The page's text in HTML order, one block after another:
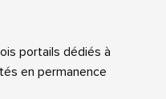
portails dédiés à
en permanence